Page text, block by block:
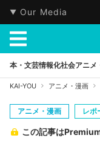
Our Media
本・文芸情報化社会アニメ
KAI-YOU アニメ・漫画
アニメ・漫画 レポ
この記事は